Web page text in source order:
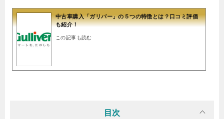
中古車購入「ガリバー」の５つの特徴とは？口コミ評価
も紹介！
この記事も読む
目次